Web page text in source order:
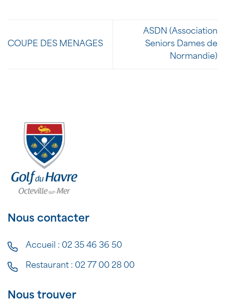
COUPE DES MENAGES
ASDN (Association
Seniors Dames de
Normandie)
Nous contacter
Accueil : 02 35 46 36 50
Restaurant : 02 77 00 28 00
Nous trouver